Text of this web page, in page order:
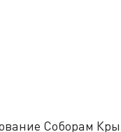
Соборам